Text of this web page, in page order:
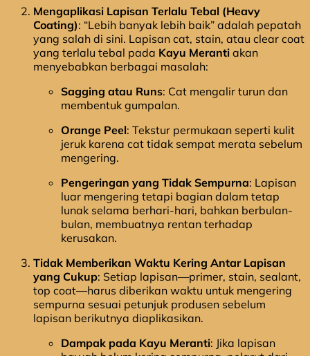
Mengaplikasi Lapisan Terlalu Tebal (Heavy
Coating): “Lebih banyak lebih baik” adalah pepatah
yang salah di sini. Lapisan cat, stain, atau clear coat
yang terlalu tebal pada Kayu Meranti akan
menyebabkan berbagai masalah:
Sagging atau Runs: Cat mengalir turun dan
membentuk gumpalan.
Orange Peel: Tekstur permukaan seperti kulit
jeruk karena cat tidak sempat merata sebelum
mengering.
Pengeringan yang Tidak Sempurna: Lapisan
luar mengering tetapi bagian dalam tetap
lunak selama berhari-hari, bahkan berbulan-
bulan, membuatnya rentan terhadap
kerusakan.
Tidak Memberikan Waktu Kering Antar Lapisan
yang Cukup: Setiap lapisan—primer, stain, sealant,
top coat—harus diberikan waktu untuk mengering
sempurna sesuai petunjuk produsen sebelum
lapisan berikutnya diaplikasikan.
Dampak pada Kayu Meranti: Jika lapisan